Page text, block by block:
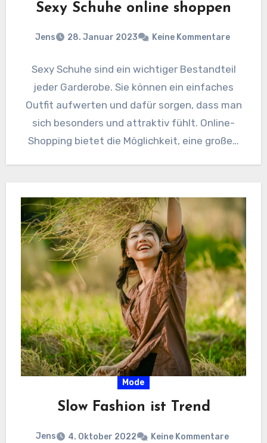
Sexy Schuhe online shoppen
Jens 28. Januar 2023 Keine Kommentare
Sexy Schuhe sind ein wichtiger Bestandteil
jeder Garderobe. Sie können ein einfaches
Outfit aufwerten und dafür sorgen, dass man
sich besonders und attraktiv fühlt. Online-
Shopping bietet die Möglichkeit, eine große…
Mode
Slow Fashion ist Trend
Jens 4. Oktober 2022 Keine Kommentare